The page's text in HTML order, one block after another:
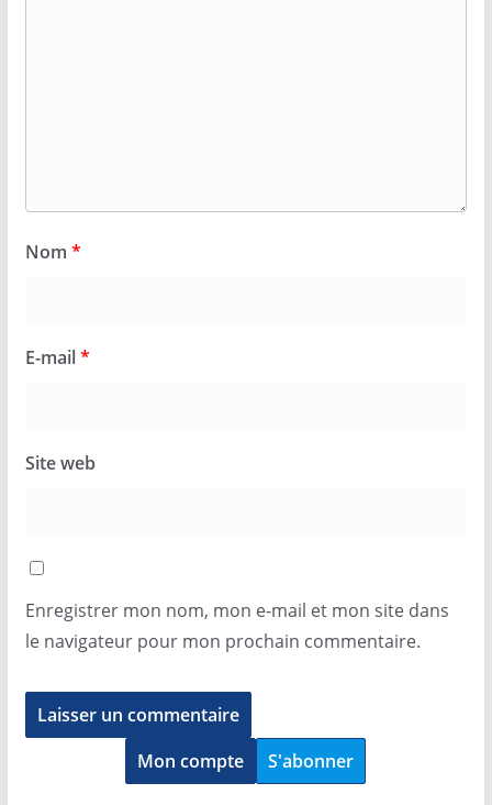
Nom *
E-mail*
Site web
Enregistrer mon nom, mon e-mail et mon site dans
le navigateur pour mon prochain commentaire.
Mon compte S'abonner